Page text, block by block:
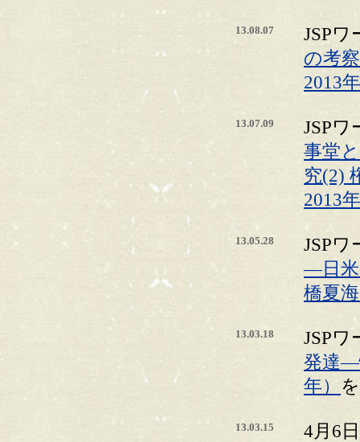
13.08.07
JSP
の考
2013
13.07.09
JSP
事堂
究(2)
2013
13.05.28
JSP
―日米
橋夏
13.03.18
JSP
発達―
年）
13.03.15
4月6